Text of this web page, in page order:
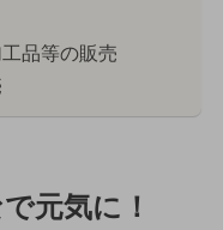
品等の販売
元気に！